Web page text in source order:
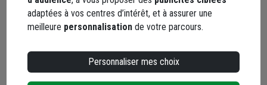
AVIS CLIENTSSEULS LES CLIENTS AYANT
COMMANDÉ CE PRODUIT PEUVENT LAISSER UN
COMMENTAIRE
adaptées à vos centres d’intérêt, et à assurer une
meilleure personnalisation de votre parcours.
Personnaliser mes choix